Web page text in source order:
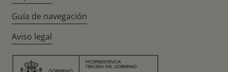
Guía de navegación
Aviso legal